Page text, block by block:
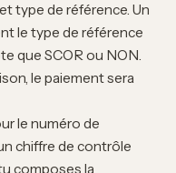
type de référence. Un
le type de référence
que SCOR ou NON.
le paiement sera
le numéro de
chiffre de contrôle
composes la